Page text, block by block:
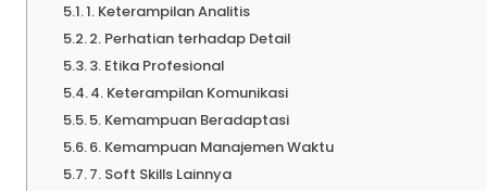
1. Keterampilan Analitis
2. Perhatian terhadap Detail
3. Etika Profesional
4. Keterampilan Komunikasi
5. Kemampuan Beradaptasi
6. Kemampuan Manajemen Waktu
7. Soft Skills Lainnya